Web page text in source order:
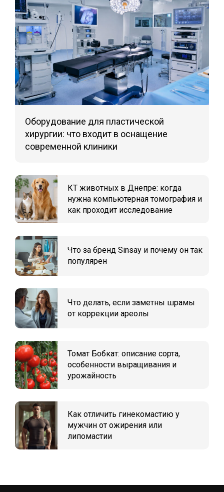
Оборудование для пластической
хирургии: что входит в оснащение
современной клиники
КТ животных в Днепре: когда
нужна компьютерная томография и
как проходит исследование
Что за бренд Sinsay и почему он так
популярен
Что делать, если заметны шрамы
от коррекции ареолы
Томат Бобкат: описание сорта,
особенности выращивания и
урожайность
Как отличить гинекомастию у
мужчин от ожирения или
липомастии